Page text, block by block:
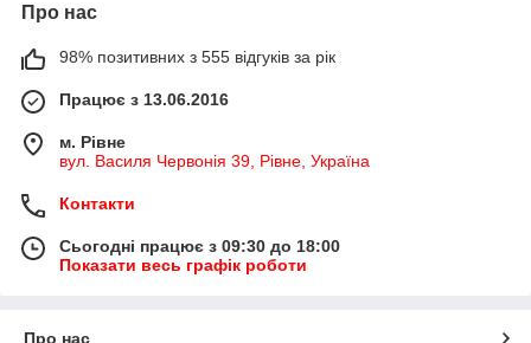
Про нас
98% позитивних з 555 відгуків за рік
Працює з 13.06.2016
м. Рівне
вул. Василя Червонія 39, Рівне, Україна
Контакти
Сьогодні працює з 09:30 до 18:00
Показати весь графік роботи
Про нас